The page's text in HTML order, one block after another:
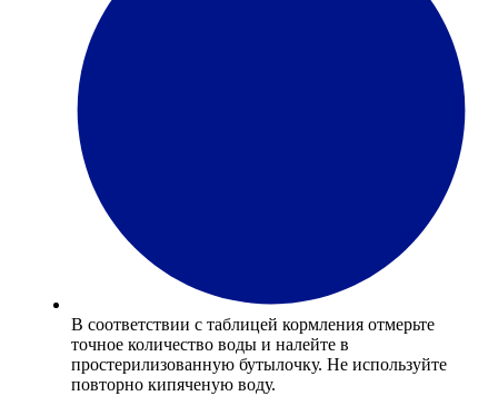
В соответствии с таблицей кормления отмерьте
точное количество воды и налейте в
простерилизованную бутылочку. Не используйте
повторно кипяченую воду.